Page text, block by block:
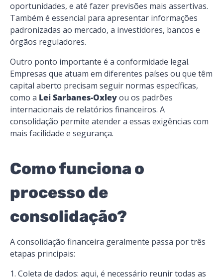
oportunidades, e até fazer previsões mais assertivas.
Também é essencial para apresentar informações
padronizadas ao mercado, a investidores, bancos e
órgãos reguladores.
Outro ponto importante é a conformidade legal.
Empresas que atuam em diferentes países ou que têm
capital aberto precisam seguir normas específicas,
como a Lei Sarbanes-Oxleyou os padrões
internacionais de relatórios financeiros. A
consolidação permite atender a essas exigências com
mais facilidade e segurança.
Como funciona o
processo de
consolidação?
A consolidação financeira geralmente passa por três
etapas principais:
Coleta de dados: aqui, é necessário reunir todas as